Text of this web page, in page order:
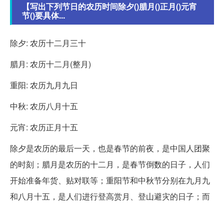
【写出下列节日的农历时间除夕()腊月()正月()元宵
节()要具体...
除夕: 农历十二月三十
腊月: 农历十二月(整月)
重阳: 农历九月九日
中秋: 农历八月十五
元宵: 农历正月十五
除夕是农历的最后一天，也是春节的前夜，是中国人团聚
的时刻；腊月是农历的十二月，是春节倒数的日子，人们
开始准备年货、贴对联等；重阳节和中秋节分别在九月九
和八月十五，是人们进行登高赏月、登山避灾的日子；而